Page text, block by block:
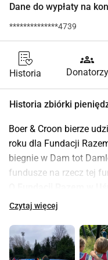
Dane do wypłaty na
**************4739
Historia
groups
Donatorzy
Historia zbiórki
Boer & Croon bierze
roku dla Fundacji
biegnie w Dam tot
fundusze na rzecz tej
Wiele dzieci z powodu
to pieniędzy. Lub
dzieci również mają
Czytaj więcej